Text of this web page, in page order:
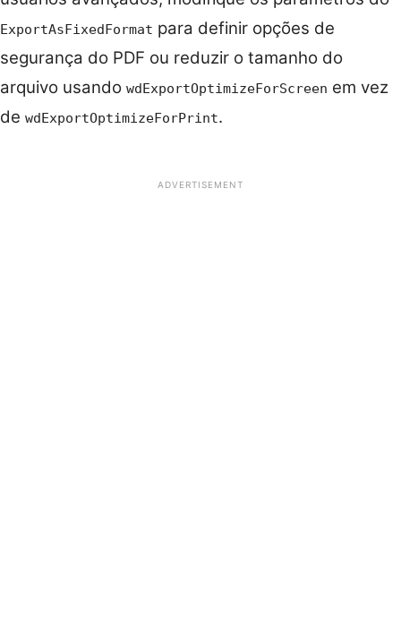
ExportAsFixedFormat para definir opções de
segurança do PDF ou reduzir o tamanho do
arquivo usando wdExportOptimizeForScreen em vez
de wdExportOptimizeForPrint.
ADVERTISEMENT